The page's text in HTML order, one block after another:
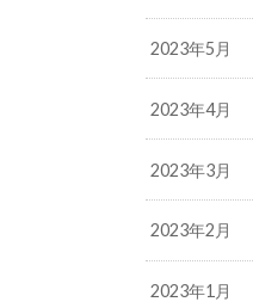
2023年5月
2023年4月
2023年3月
2023年2月
2023年1月